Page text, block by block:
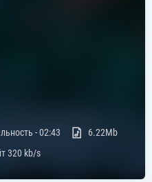
-02:43
6.22Mb
320 kb/s